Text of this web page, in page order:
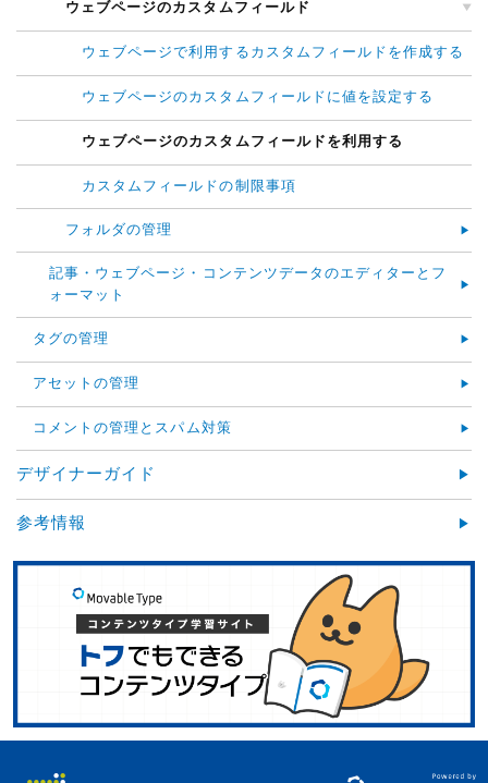
ウェブページのカスタムフィールド
ウェブページで利用するカスタムフィールドを作成する
ウェブページのカスタムフィールドに値を設定する
ウェブページのカスタムフィールドを利用する
カスタムフィールドの制限事項
フォルダの管理
記事・ウェブページ・コンテンツデータのエディターとフ
ォーマット
タグの管理
アセットの管理
コメントの管理とスパム対策
デザイナーガイド
参考情報